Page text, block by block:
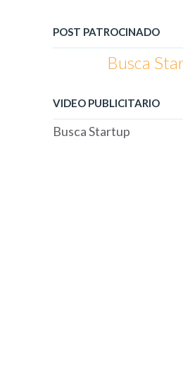
POST PATROCINADO
Busca
VIDEO PUBLICITARIO
Busca Startup